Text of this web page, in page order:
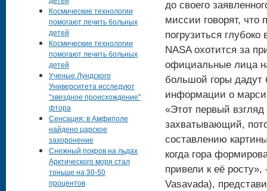
до своего
миссии говорят, что
погрузиться глубоко
NASA охотится за
официальные лица
большой горы дадут
информации о
«Этот первый
захватывающий,
составлению
когда гора
привели к её
Vasavada),
Космические технологии
помогают лечить больных
детей
Космические технологии
помогают лечить больных
детей
Ученые Лундского
Университета исследуют
"звездное происхождение"
фтора
Сенсация: в Амфиполе
найдено царское
захоронение
Снежный покров на льдах
Арктического моря стал
тоньше на 30-50
процентов